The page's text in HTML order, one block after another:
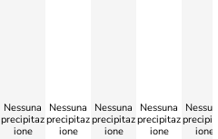
Nessuna
precipitaz
ione
Nessuna
precipitaz
ione
Nessuna
precipitaz
ione
Nessuna
precipitaz
ione
ione